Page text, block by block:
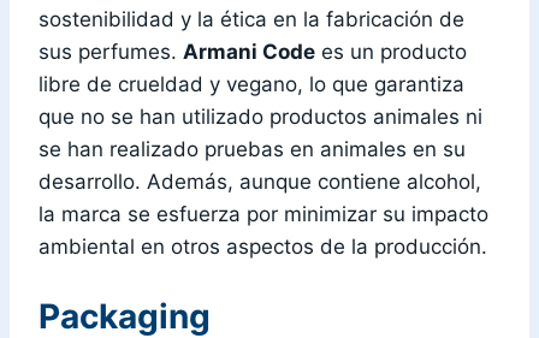
sostenibilidad y la ética en la fabricación de
sus perfumes. Armani Code es un producto
libre de crueldad y vegano, lo que garantiza
que no se han utilizado productos animales ni
se han realizado pruebas en animales en su
desarrollo. Además, aunque contiene alcohol,
la marca se esfuerza por minimizar su impacto
ambiental en otros aspectos de la producción.
Packaging